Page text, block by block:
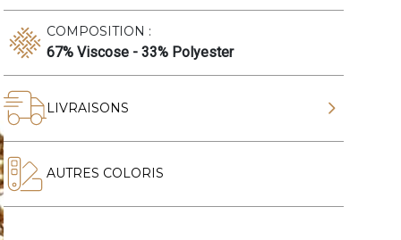
COMPOSITION :
67% Viscose - 33% Polyester
LIVRAISONS
AUTRES COLORIS